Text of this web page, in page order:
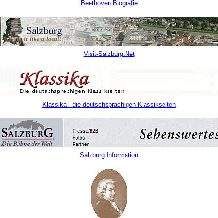
Beethoven Biografie
Visit-Salzburg.Net
Klassika - die deutschsprachigen Klassikseiten
Salzburg Information